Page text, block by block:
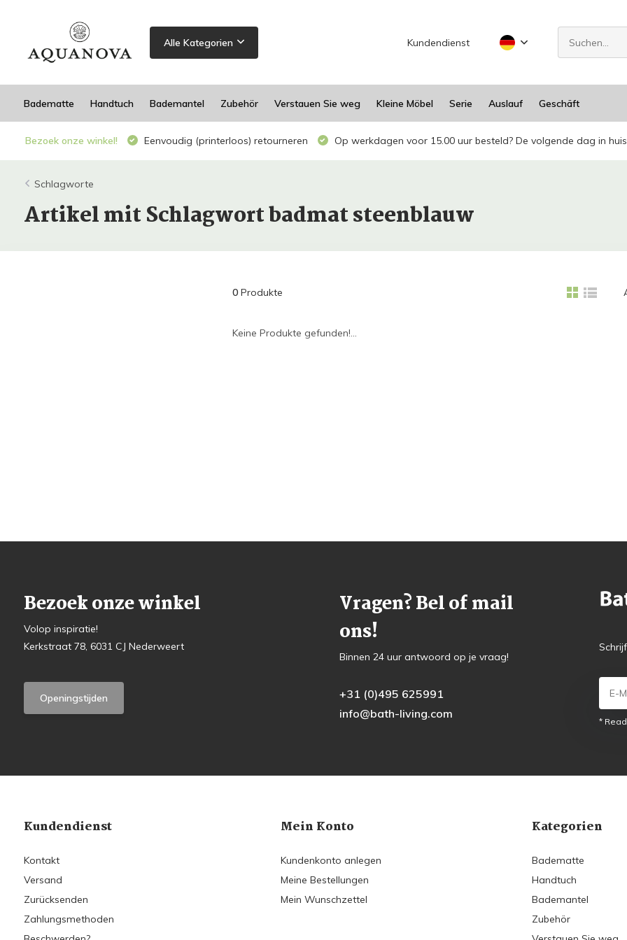
Alle Kategorien Kundendienst
Badematte Handtuch Bademantel Zubehör Verstauen Sie weg Kleine Möbel Serie Auslauf Geschäft
Bezoek onze winkel! Eenvoudig (printerloos) retourneren Op werkdagen voor 15.00 uur besteld? De volgende dag in
Schlagworte
Artikel mit Schlagwort badmat steenblauw
0Produkte
Keine Produkte gefunden!...
Bezoek onze winkel
Volop inspiratie!
Kerkstraat 78, 6031 CJ Nederweert
Openingstijden
Vragen? Bel of mail
ons!
Binnen 24 uur antwoord op je vraag!
+31 (0)495 625991
info@bath-living.com
*
Kundendienst
Kontakt
Versand
Zurücksenden
Zahlungsmethoden
Mein Konto
Kundenkonto anlegen
Meine Bestellungen
Mein Wunschzettel
Kategorien
Badematte
Handtuch
Bademantel
Zubehör